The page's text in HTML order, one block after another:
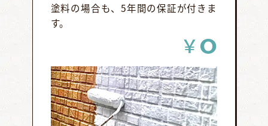
塗料の場合も、5年間の保証が付きま
す。
￥0